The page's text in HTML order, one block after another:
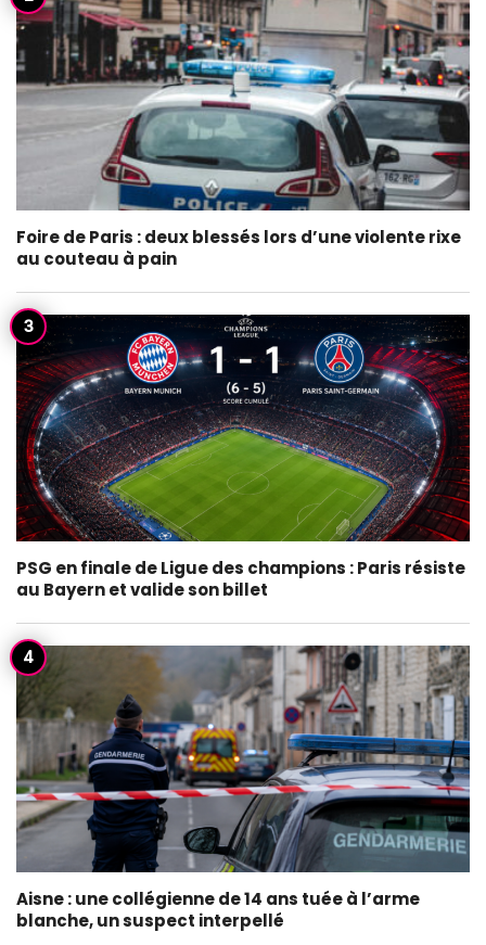
Foire de Paris : deux blessés lors d’une violente rixe
au couteau à pain
PSG en finale de Ligue des champions : Paris résiste
au Bayern et valide son billet
Aisne : une collégienne de 14 ans tuée à l’arme
blanche, un suspect interpellé